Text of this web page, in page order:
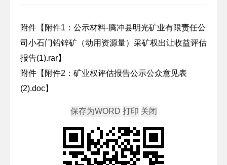
附件【 附件1：公示材料-腾冲县明光矿业有限责任公
司小石门铅锌矿（动用资源量）采矿权出让收益评估
报告(1).rar】
附件【 附件2：矿业权评估报告公示公众意见表
(2).doc】